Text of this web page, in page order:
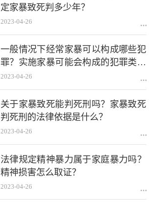
定家暴致死判多少年？
2023-04-26
一般情况下经常家暴可以构成哪些犯
罪？实施家暴可能会构成的犯罪类型
有哪些？
2023-04-26
关于家暴致死能判死刑吗？家暴致死
判死刑的法律依据是什么？
2023-04-26
法律规定精神暴力属于家庭暴力吗？
精神损害怎么取证？
2023-04-26